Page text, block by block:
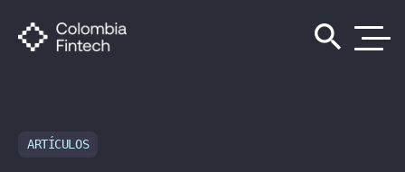
search
ARTÍCULOS